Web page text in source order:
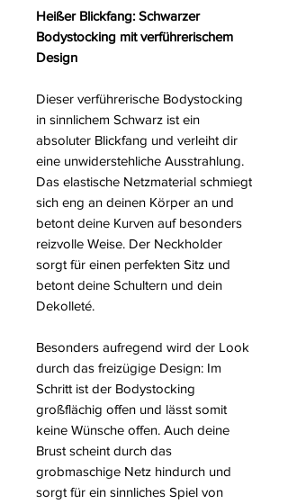
Heißer Blickfang: Schwarzer
Bodystocking mit verführerischem
Design
Dieser verführerische Bodystocking
in sinnlichem Schwarz ist ein
absoluter Blickfang und verleiht dir
eine unwiderstehliche Ausstrahlung.
Das elastische Netzmaterial schmiegt
sich eng an deinen Körper an und
betont deine Kurven auf besonders
reizvolle Weise. Der Neckholder
sorgt für einen perfekten Sitz und
betont deine Schultern und dein
Dekolleté.
Besonders aufregend wird der Look
durch das freizügige Design: Im
Schritt ist der Bodystocking
großflächig offen und lässt somit
keine Wünsche offen. Auch deine
Brust scheint durch das
grobmaschige Netz hindurch und
sorgt für ein sinnliches Spiel von